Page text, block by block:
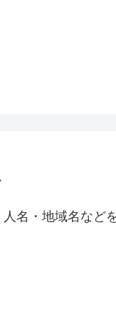
名・地域名など